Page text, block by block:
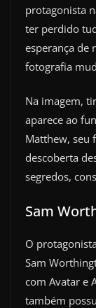
protagonista
ter perdido
esperança de
fotografia
Na imagem,
aparece ao
Matthew, seu
descoberta
segredos,
Sam
O
Sam
com Avatar e
também